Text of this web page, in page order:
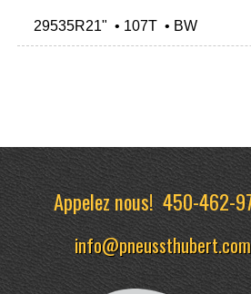
29535R21" • 107T • BW
Appelez nous!450-462-
info@pneussthubert.com